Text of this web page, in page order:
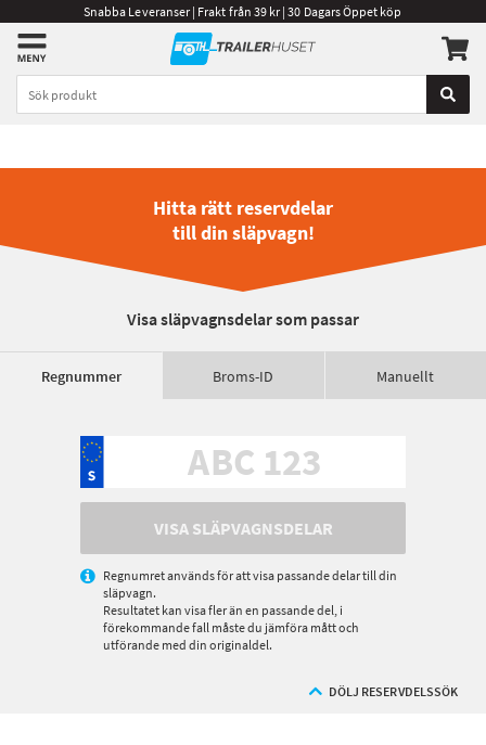
Snabba Leveranser | Frakt från 39 kr | 30 Dagars Öppet köp
Hitta rätt reservdelar
till din släpvagn!
Visa släpvagnsdelar som passar
Regnummer Broms-ID Manuellt
VISA SLÄPVAGNSDELAR
Regnumret används för att visa passande delar till din
släpvagn.
Resultatet kan visa fler än en passande del, i
förekommande fall måste du jämföra mått och
utförande med din originaldel.
DÖLJ RESERVDELSSÖK